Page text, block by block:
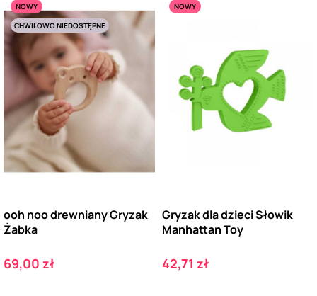
NOWY
CHWILOWO NIEDOSTĘPNE
ooh noo drewniany Gryzak
Żabka
Cena
69,00 zł
NOWY
Gryzak dla dzieci Słowik
Manhattan Toy
Cena
42,71 zł